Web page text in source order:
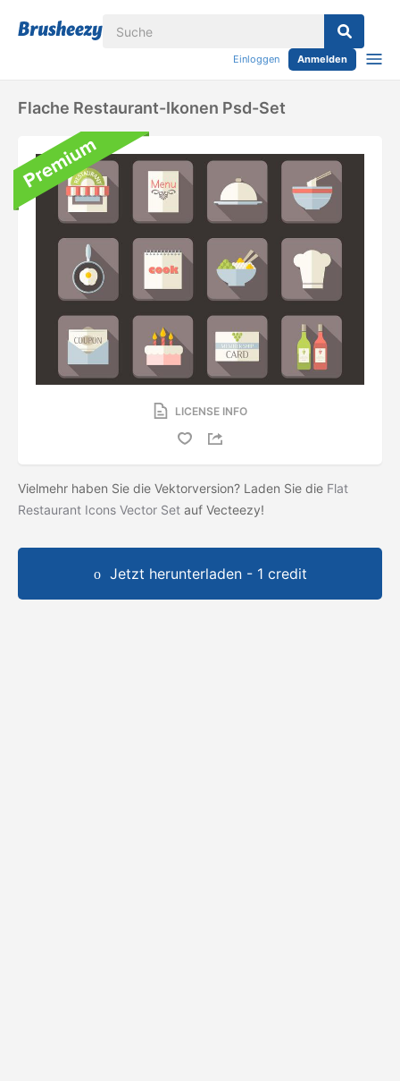
Einloggen Anmelden
Flache Restaurant-Ikonen Psd-Set
LICENSE INFO
Vielmehr haben Sie die Vektorversion? Laden Sie die Flat
Restaurant Icons Vector Set auf Vecteezy!
Jetzt herunterladen - 1 credit